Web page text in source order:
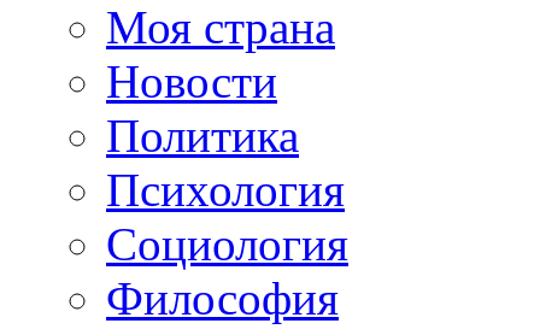
Моя страна
Новости
Политика
Психология
Социология
Философия